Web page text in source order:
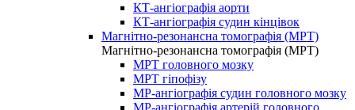
КТ-ангіографія аорти
КТ-ангіографія судин кінцівок
Магнітно-резонансна томографія (МРТ)
Магнітно-резонансна томографія (МРТ)
МРТ головного мозку
МРТ гіпофізу
МР-ангіографія судин головного мозку
МР-ангіографія артерій головного